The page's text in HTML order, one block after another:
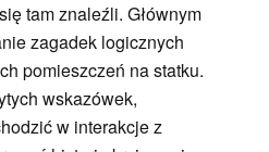
tam znaleźli. Głównym
zagadek logicznych
pomieszczeń na statku.
wskazówek,
w interakcje z